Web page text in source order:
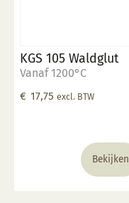
KGS 105 Waldglut
Vanaf 1200°C
€ 17,75 excl. BTW
Bekijken